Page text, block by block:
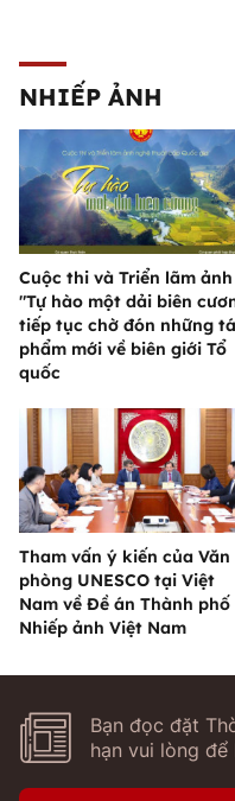
NHIẾP ẢNH
Cuộc thi và Triển lãm ảnh
"Tự hào một dải biên
tiếp tục chờ đón những
phẩm mới về biên giới Tổ
quốc
Tham vấn ý kiến của Văn
phòng UNESCO tại Việt
Nam về Đề án Thành phố
Nhiếp ảnh Việt Nam
Bạn đọc đặt
hạn vui lòng